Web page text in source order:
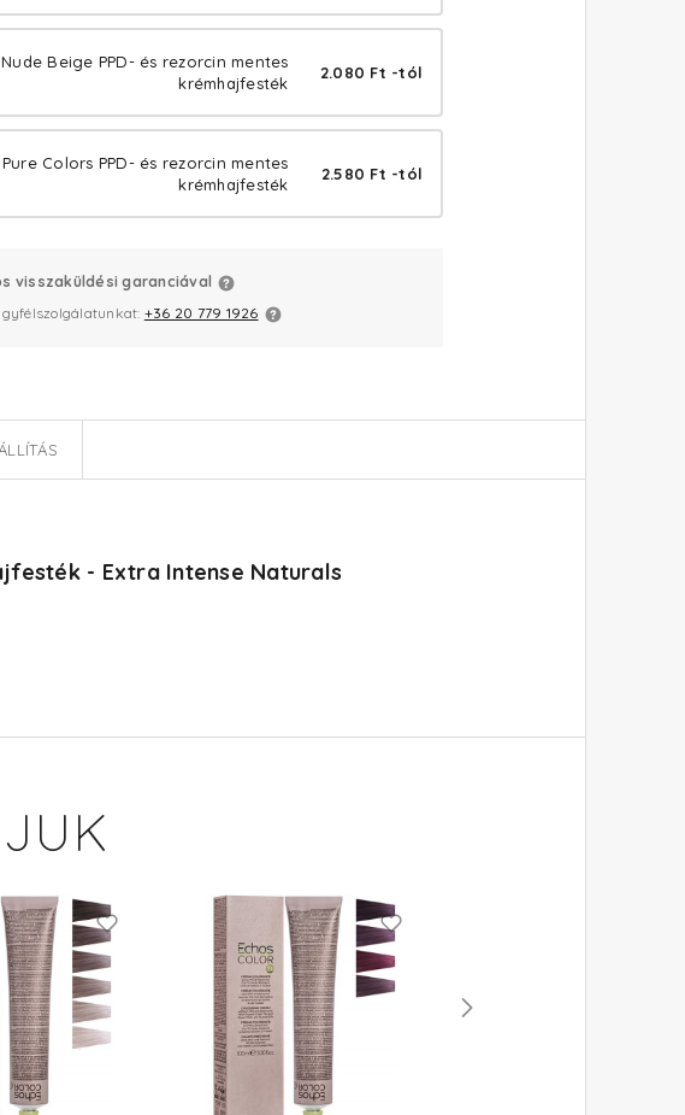
Beige PPD- és rezorcin mentes
krémhajfesték
2.080 Ft -tól
Colors PPD- és rezorcin mentes
krémhajfesték
2.580 Ft -tól
visszaküldési garanciával
+36 20 779 1926
- Extra Intense Naturals